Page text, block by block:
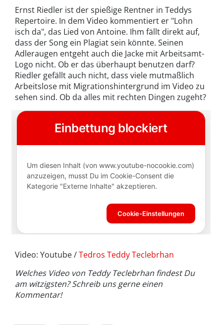
Ernst Riedler ist der spießige Rentner in Teddys
Repertoire. In dem Video kommentiert er "Lohn
isch da", das Lied von Antoine. Ihm fällt direkt auf,
dass der Song ein Plagiat sein könnte. Seinen
Adleraugen entgeht auch die Jacke mit Arbeitsamt-
Logo nicht. Ob er das überhaupt benutzen darf?
Riedler gefällt auch nicht, dass viele mutmaßlich
Arbeitslose mit Migrationshintergrund im Video zu
sehen sind. Ob da alles mit rechten Dingen zugeht?
Video: Youtube /Tedros Teddy Teclebrhan
Welches Video von Teddy Teclebrhan findest Du
am witzigsten? Schreib uns gerne einen
Kommentar!